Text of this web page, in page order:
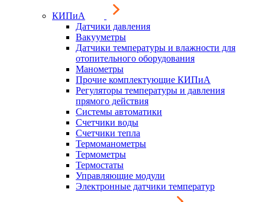
КИПиА
Датчики давления
Вакууметры
Датчики температуры и влажности для
отопительного оборудования
Манометры
Прочие комплектующие КИПиА
Регуляторы температуры и давления
прямого действия
Системы автоматики
Счетчики воды
Счетчики тепла
Термоманометры
Термометры
Термостаты
Управляющие модули
Электронные датчики температур